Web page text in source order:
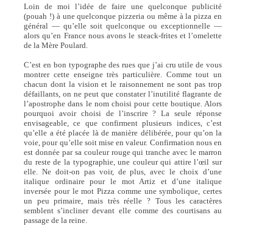
Loin de moi l’idée de faire une quelconque publicité
(pouah !) à une quelconque pizzeria ou même à la pizza en
général — qu’elle soit quelconque ou exceptionnelle —
alors qu’en France nous avons le steack-frites et l’omelette
de la Mère Poulard.
C’est en bon typographe des rues que j’ai cru utile de vous
montrer cette enseigne très particulière. Comme tout un
chacun dont la vision et le raisonnement ne sont pas trop
défaillants, on ne peut que constater l’inutilité flagrante de
l’apostrophe dans le nom choisi pour cette boutique. Alors
pourquoi avoir choisi de l’inscrire ? La seule réponse
envisageable, ce que confirment plusieurs indices, c’est
qu’elle a été placée là de manière délibérée, pour qu’on la
voie, pour qu’elle soit mise en valeur. Confirmation nous en
est donnée par sa couleur rouge qui tranche avec le marron
du reste de la typographie, une couleur qui attire l’œil sur
elle. Ne doit-on pas voir, de plus, avec le choix d’une
italique ordinaire pour le mot Artiz et d’une italique
inversée pour le mot Pizza comme une symbolique, certes
un peu primaire, mais très réelle ? Tous les caractères
semblent s’incliner devant elle comme des courtisans au
passage de la reine.